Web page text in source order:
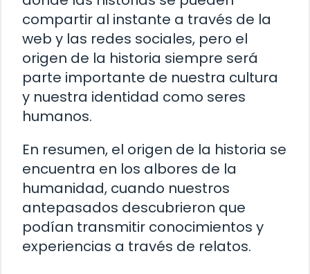
compartir al instante a través de la
web y las redes sociales, pero el
origen de la historia siempre será
parte importante de nuestra cultura
y nuestra identidad como seres
humanos.
En resumen, el origen de la historia se
encuentra en los albores de la
humanidad, cuando nuestros
antepasados descubrieron que
podían transmitir conocimientos y
experiencias a través de relatos.